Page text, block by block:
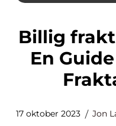
Billig frakt inom Sverige:
En
17 oktober 2023 Jon